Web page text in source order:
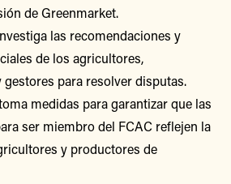
de Greenmarket.
las recomendaciones y
de los agricultores,
para resolver disputas.
medidas para garantizar que las
ser miembro del FCAC reflejen la
y productores de